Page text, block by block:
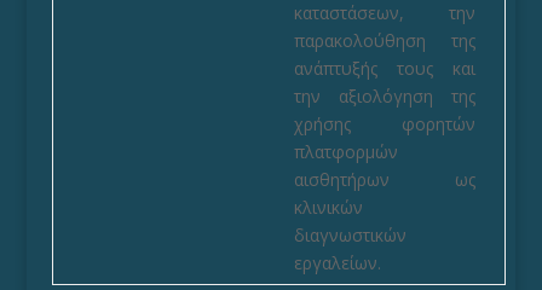
καταστάσεων, την
παρακολούθηση της
ανάπτυξής τους και
την αξιολόγηση της
χρήσης φορητών
πλατφορμών
αισθητήρων ως
κλινικών
διαγνωστικών
εργαλείων.